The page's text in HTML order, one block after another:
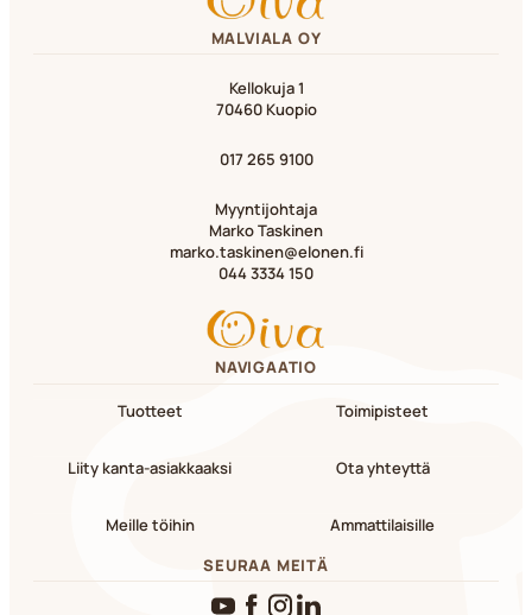
MALVIALA OY
Kellokuja 1
70460 Kuopio
017 265 9100
Myyntijohtaja
Marko Taskinen
marko.taskinen@elonen.fi
044 3334 150
NAVIGAATIO
Tuotteet Toimipisteet
Liity kanta-asiakkaaksi Ota yhteyttä
Meille töihin
Ammattilaisille
SEURAA MEITÄ
YouTubeFacebook
Instagram
LinkedIn